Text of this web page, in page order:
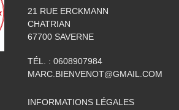
21 RUE ERCKMANN
CHATRIAN
67700 SAVERNE
TÉL. : 0608907984
MARC.BIENVENOT@GMAIL.COM
INFORMATIONS LÉGALES